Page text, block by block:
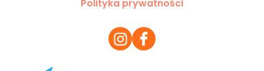
Polityka prywatności